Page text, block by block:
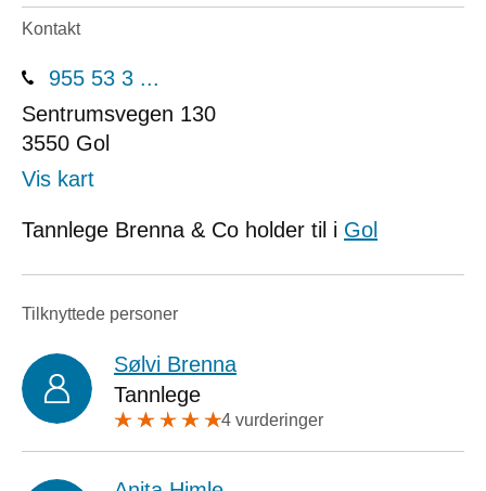
Kontakt
955 53 3 ...
Sentrumsvegen 130
3550 Gol
Vis kart
Tannlege Brenna & Co holder til i Gol
Tilknyttede personer
Sølvi Brenna
Tannlege
4 vurderinger